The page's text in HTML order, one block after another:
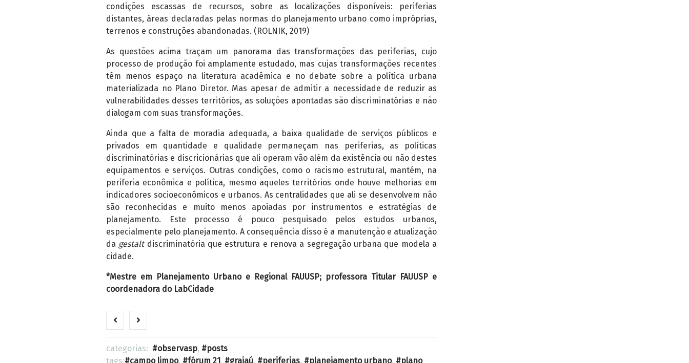
condições escassas de recursos, sobre as localizações disponíveis: periferias
distantes, áreas declaradas pelas normas do planejamento urbano como impróprias,
terrenos e construções abandonadas. (ROLNIK, 2019)
As questões acima traçam um panorama das transformações das periferias, cujo
processo de produção foi amplamente estudado, mas cujas transformações recentes
têm menos espaço na literatura acadêmica e no debate sobre a política urbana
materializada no Plano Diretor. Mas apesar de admitir a necessidade de reduzir as
vulnerabilidades desses territórios, as soluções apontadas são discriminatórias e não
dialogam com suas transformações.
Ainda que a falta de moradia adequada, a baixa qualidade de serviços públicos e
privados em quantidade e qualidade permaneçam nas periferias, as políticas
discriminatórias e discricionárias que ali operam vão além da existência ou não destes
equipamentos e serviços. Outras condições, como o racismo estrutural, mantém, na
periferia econômica e política, mesmo aqueles territórios onde houve melhorias em
indicadores socioeconômicos e urbanos. As centralidades que ali se desenvolvem não
são reconhecidas e muito menos apoiadas por instrumentos e estratégias de
planejamento. Este processo é pouco pesquisado pelos estudos urbanos,
especialmente pelo planejamento. A consequência disso é a manutenção e atualização
da gestaltdiscriminatória que estrutura e renova a segregação urbana que modela a
cidade.
*Mestre em Planejamento Urbano e Regional FAUUSP; professora Titular FAUUSP e
coordenadora do LabCidade
categorias: observasp,
posts
tags:
campo limpo, fórum 21 , grajaú, periferias, planejamento urbano, plano